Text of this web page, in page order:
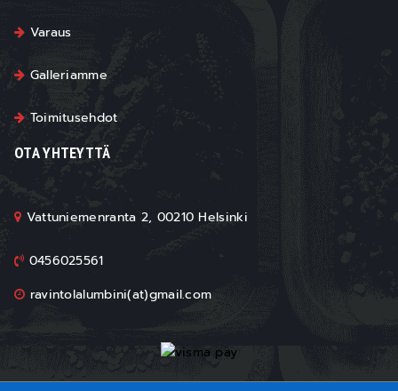
Varaus
Galleriamme
Toimitusehdot
OTA YHTEYTTÄ
Vattuniemenranta 2, 00210 Helsinki
0456025561
ravintolalumbini(at)gmail.com